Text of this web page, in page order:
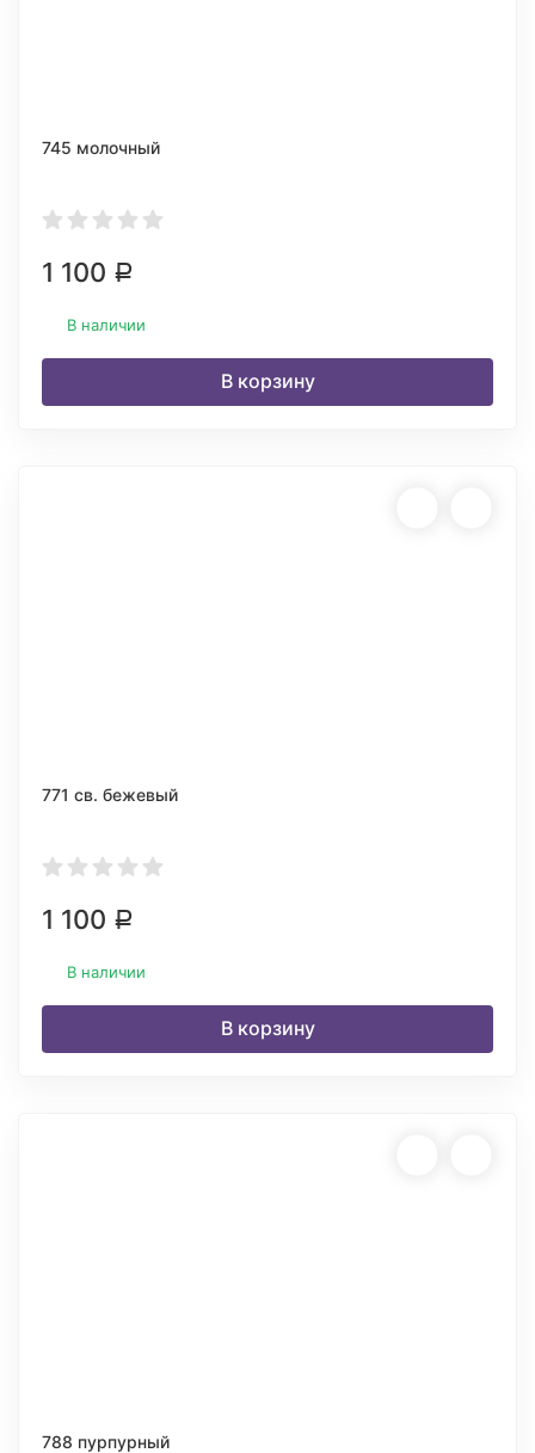
745 молочный
1 100 Р
В наличии
В корзину
771 св. бежевый
1 100 Р
В наличии
В корзину
788 пурпурный